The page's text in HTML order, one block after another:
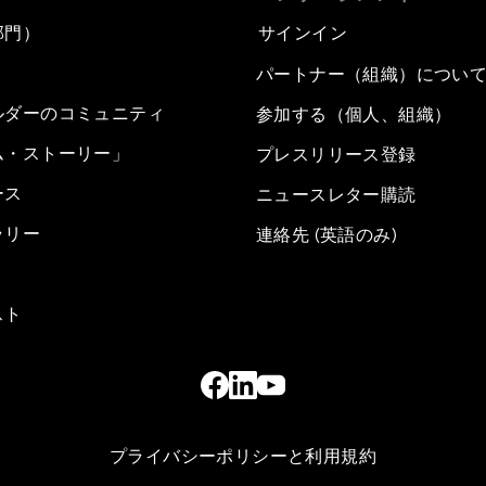
）
ーのコミュニティ
ストーリー」
リー
サインイン
パートナー（組織）につい
参加する（個人、組織）
プレスリリース登録
ニュースレター購読
連絡先 (英語のみ)
プライバシーポリシーと利用規約